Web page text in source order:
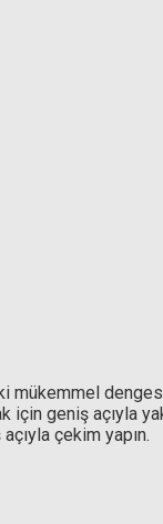
mükemmel
geniş açıyla
çekim yapın.